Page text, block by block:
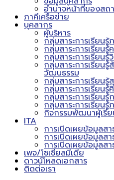
อำนาจหน้าที่ของสถ
ภาคีเครือข่าย
บุคลากร
ผู้บริหาร
กลุ่มสาระการเรียนรู้
กลุ่มสาระการเรียน
กลุ่มสาระการเรียนรู้
กลุ่มสาระการเรียน
วัฒนธรรม
กลุ่มสาระการเรียน
กลุ่มสาระการเรียนรู้
กลุ่มสาระการเรียน
กลุ่มสาระการเรียนรู้
กิจกรรมพัฒนาผู้เรีย
ITA
การเปิดเผยข้อมูลส
การเปิดเผยข้อมูลส
การเปิดเผยข้อมูลส
เพจ/โซเชียลมีเดีย
ดาวน์โหลดเอกสาร
ติดต่อเรา